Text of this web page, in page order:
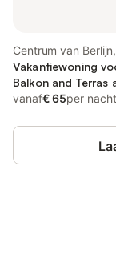
Centrum van
Vakantiewoning
Balkon and Terras
Uitzicht
vanaf€ 65per nacht